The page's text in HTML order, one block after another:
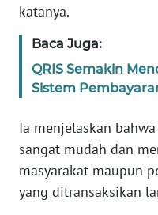
katanya.
Baca Juga:
QRIS Semakin
Sistem
Ia menjelaskan
sangat mudah dan
masyarakat maupun
yang ditransaksikan
SUMUT
WN
JAKARTA
JABAR
WN
BANTEN